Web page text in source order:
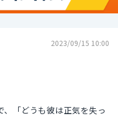
2023/09/15 10:00
「どうも彼は正気を失っ